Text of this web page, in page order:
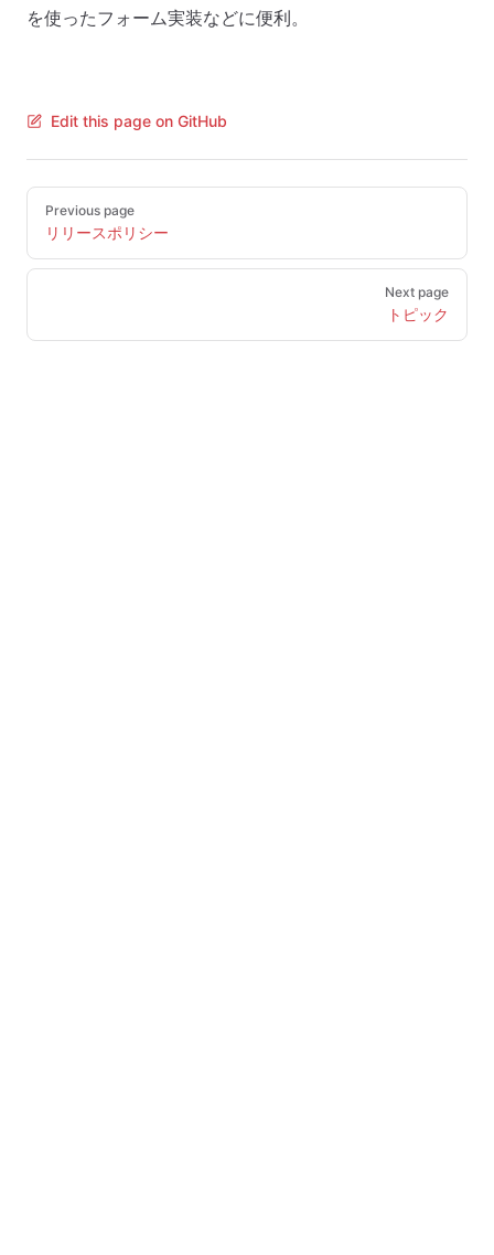
を使ったフォーム実装などに便利。
Edit this page on GitHub
Pager
Previous page
リリースポリシー
Next page
トピック